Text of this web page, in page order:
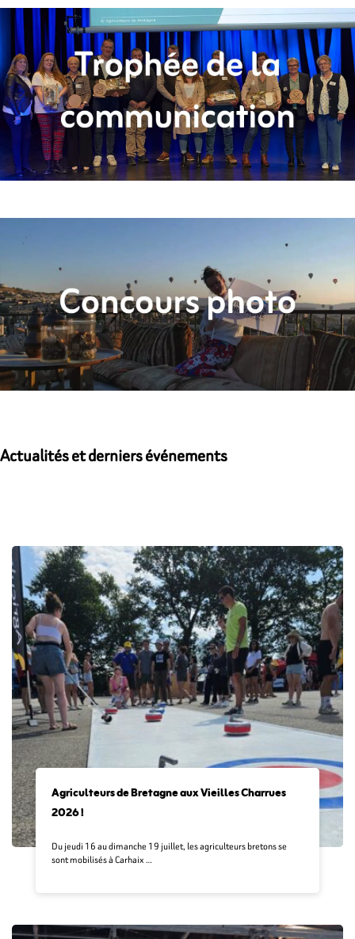
Actualités et derniers événements
Agriculteurs de Bretagne aux Vieilles Charrues
2026 !
Du jeudi 16 au dimanche 19 juillet, les agriculteurs bretons se
sont mobilisés à Carhaix …